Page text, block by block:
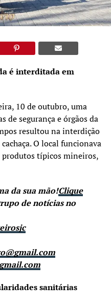
é interditada em
10 de outubro, uma
de segurança e órgãos da
resultou na interdição
O local funcionava
típicos mineiros,
da sua mão!Clique
de notícias no
sanitárias